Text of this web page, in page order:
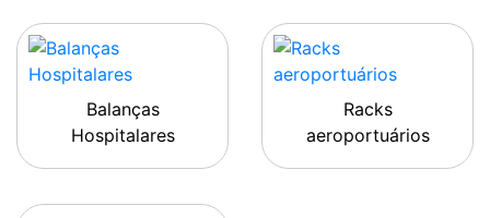
Balanças
Hospitalares
Racks
aeroportuários